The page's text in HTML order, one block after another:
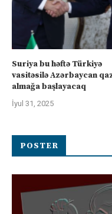
Suriya bu həftə Türkiyə
vasitəsilə Azərbaycan
almağa başlayacaq
İyul 31, 2025
POSTER